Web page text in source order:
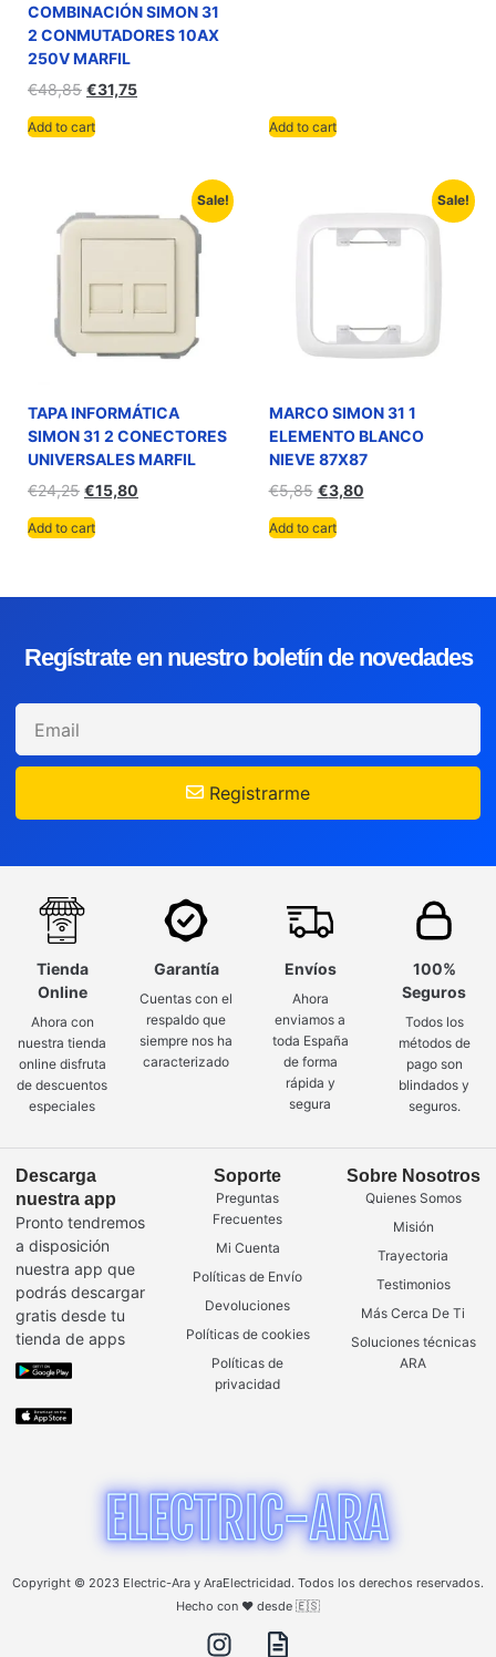
COMBINACIÓN SIMON 31
2 CONMUTADORES 10AX
250V MARFIL
€48,85 €31,75
Add to cart Add to cart
Sale!
TAPA INFORMÁTICA
SIMON 31 2 CONECTORES
UNIVERSALES MARFIL
€24,25 €15,80
Add to cart
Sale!
MARCO SIMON 31 1
ELEMENTO BLANCO
NIEVE 87X87
€5,85 €3,80
Add to cart
Regístrate en nuestro boletín de novedades
Registrarme
Tienda
Online
Ahora con
nuestra tienda
online disfruta
de descuentos
especiales
Garantía
Cuentas con el
respaldo que
siempre nos ha
caracterizado
Envíos
Ahora
enviamos a
toda España
de forma
rápida y
segura
100%
Seguros
Todos los
métodos de
pago son
blindados y
seguros.
Descarga
nuestra app
Pronto tendremos
a disposición
nuestra app que
podrás descargar
gratis desde tu
tienda de apps
Soporte
Preguntas
Frecuentes
Mi Cuenta
Políticas de Envío
Devoluciones
Políticas de cookies
Políticas de
privacidad
Sobre Nosotros
Quienes Somos
Misión
Trayectoria
Testimonios
Más Cerca De Ti
Soluciones técnicas
ARA
Copyright © 2023 Electric-Ara y AraElectricidad. Todos los derechos reservados.
Hecho con ❤️ desde 🇪🇸